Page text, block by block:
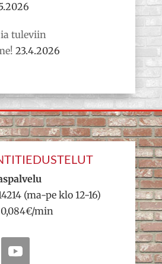
tuleviin
23.4.2026
(ma-pe klo 12-16)
min